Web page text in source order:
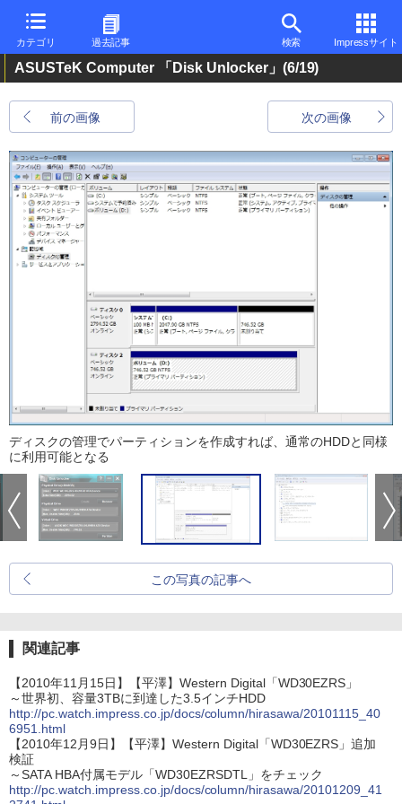
カテゴリ 過去記事 検索 Impressサイト
ASUSTeK Computer 「Disk Unlocker」 (6/19)
前の画像 次の画像
ディスクの管理でパーティションを作成すれば、通常のHDDと同様
に利用可能となる
この写真の記事へ
関連記事
【2010年11月15日】【平澤】Western Digital「WD30EZRS」
～世界初、容量3TBに到達した3.5インチHDD
http://pc.watch.impress.co.jp/docs/column/hirasawa/20101115_40
6951.html
【2010年12月9日】【平澤】Western Digital「WD30EZRS」追加
検証
～SATA HBA付属モデル「WD30EZRSDTL」をチェック
http://pc.watch.impress.co.jp/docs/column/hirasawa/20101209_41